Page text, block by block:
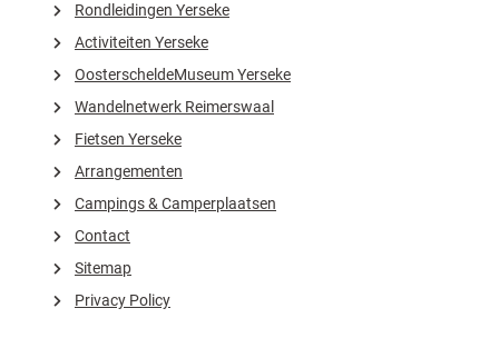
Rondleidingen Yerseke
Activiteiten Yerseke
OosterscheldeMuseum Yerseke
Wandelnetwerk Reimerswaal
Fietsen Yerseke
Arrangementen
Campings & Camperplaatsen
Contact
Sitemap
Privacy Policy